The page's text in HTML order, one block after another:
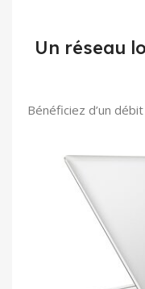
Un réseau
Bénéficiez d’un